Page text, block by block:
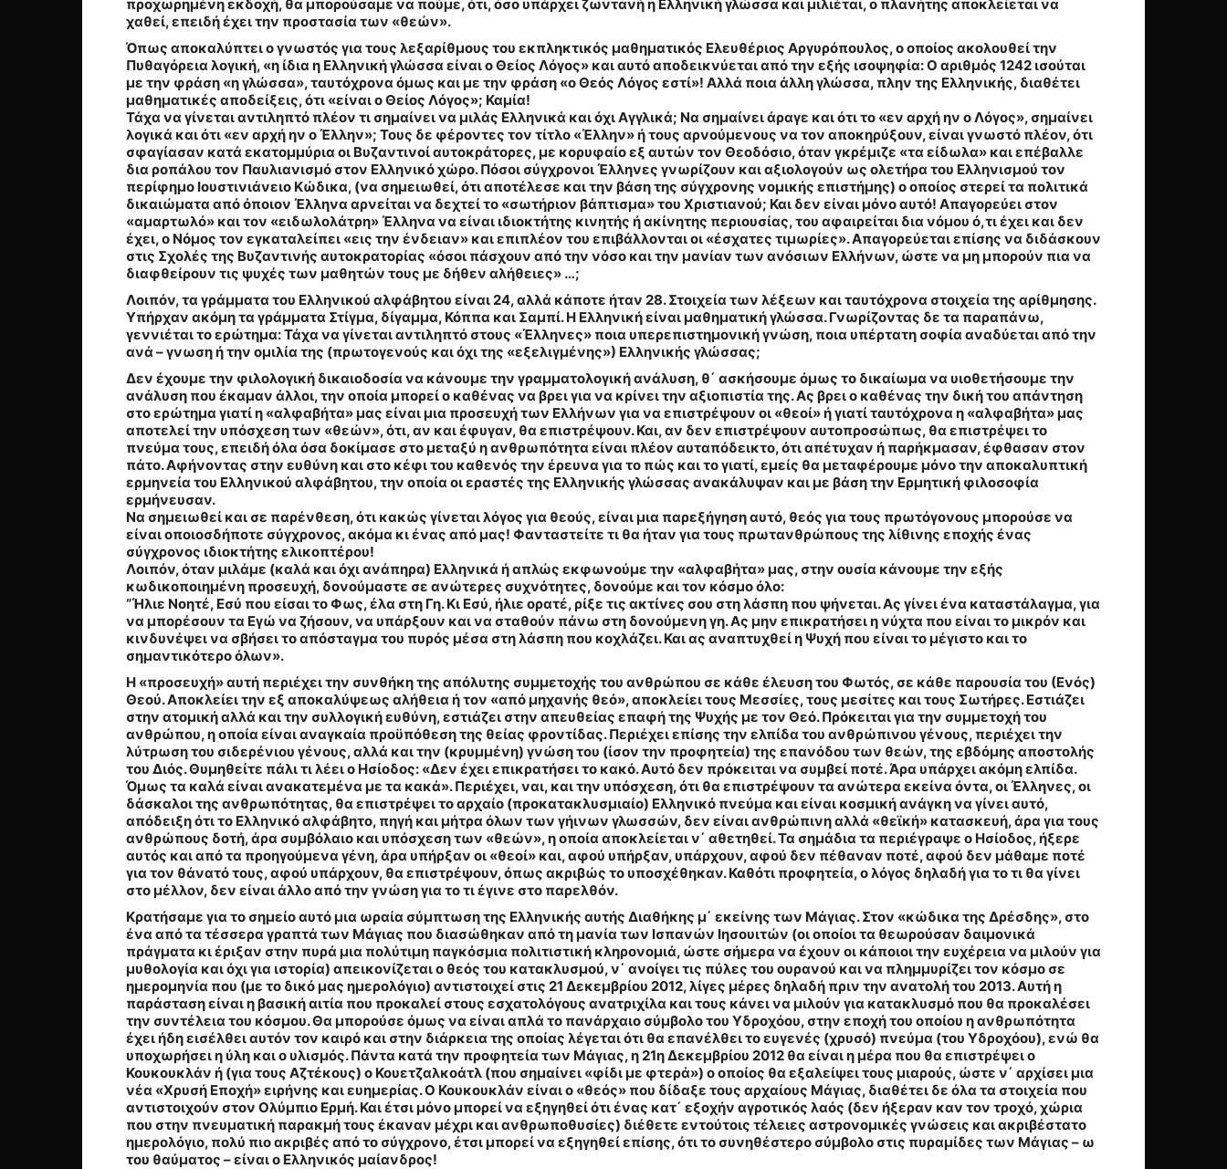
προχωρημένη εκδοχή, θα μπορούσαμε να πούμε, ότι, όσο υπάρχει ζωντανή η Ελληνική γλώσσα και μιλιέται, ο πλανήτης αποκλείεται να
χαθεί, επειδή έχει την προστασία των «θεών».
Όπως αποκαλύπτει ο γνωστός για τους λεξαρίθμους του εκπληκτικός μαθηματικός Ελευθέριος Αργυρόπουλος, ο οποίος ακολουθεί την
Πυθαγόρεια λογική, «η ίδια η Ελληνική γλώσσα είναι ο Θείος Λόγος» και αυτό αποδεικνύεται από την εξής ισοψηφία: Ο αριθμός 1242 ισούται
με την φράση «η γλώσσα», ταυτόχρονα όμως και με την φράση «ο Θεός Λόγος εστί»! Αλλά ποια άλλη γλώσσα, πλην της Ελληνικής, διαθέτει
μαθηματικές αποδείξεις, ότι «είναι ο Θείος Λόγος»; Καμία!
Τάχα να γίνεται αντιληπτό πλέον τι σημαίνει να μιλάς Ελληνικά και όχι Αγγλικά; Να σημαίνει άραγε και ότι το «εν αρχή ην ο Λόγος», σημαίνει
λογικά και ότι «εν αρχή ην ο Έλλην»; Τους δε φέροντες τον τίτλο «Έλλην» ή τους αρνούμενους να τον αποκηρύξουν, είναι γνωστό πλέον, ότι
σφαγίασαν κατά εκατομμύρια οι Βυζαντινοί αυτοκράτορες, με κορυφαίο εξ αυτών τον Θεοδόσιο, όταν γκρέμιζε «τα είδωλα» και επέβαλλε
δια ροπάλου τον Παυλιανισμό στον Ελληνικό χώρο. Πόσοι σύγχρονοι Έλληνες γνωρίζουν και αξιολογούν ως ολετήρα του Ελληνισμού τον
περίφημο Ιουστινιάνειο Κώδικα, (να σημειωθεί, ότι αποτέλεσε και την βάση της σύγχρονης νομικής επιστήμης) ο οποίος στερεί τα πολιτικά
δικαιώματα από όποιον Έλληνα αρνείται να δεχτεί το «σωτήριον βάπτισμα» του Χριστιανού; Και δεν είναι μόνο αυτό! Απαγορεύει στον
«αμαρτωλό» και τον «ειδωλολάτρη» Έλληνα να είναι ιδιοκτήτης κινητής ή ακίνητης περιουσίας, του αφαιρείται δια νόμου ό,τι έχει και δεν
έχει, ο Νόμος τον εγκαταλείπει «εις την ένδειαν» και επιπλέον του επιβάλλονται οι «έσχατες τιμωρίες». Απαγορεύεται επίσης να διδάσκουν
στις Σχολές της Βυζαντινής αυτοκρατορίας «όσοι πάσχουν από την νόσο και την μανίαν των ανόσιων Ελλήνων, ώστε να μη μπορούν πια να
διαφθείρουν τις ψυχές των μαθητών τους με δήθεν αλήθειες» …;
Λοιπόν, τα γράμματα του Ελληνικού αλφάβητου είναι 24, αλλά κάποτε ήταν 28. Στοιχεία των λέξεων και ταυτόχρονα στοιχεία της αρίθμησης.
Υπήρχαν ακόμη τα γράμματα Στίγμα, δίγαμμα, Κόππα και Σαμπί. Η Ελληνική είναι μαθηματική γλώσσα. Γνωρίζοντας δε τα παραπάνω,
γεννιέται το ερώτημα: Τάχα να γίνεται αντιληπτό στους «Έλληνες» ποια υπερεπιστημονική γνώση, ποια υπέρτατη σοφία αναδύεται από την
ανά – γνωση ή την ομιλία της (πρωτογενούς και όχι της «εξελιγμένης») Ελληνικής γλώσσας;
Δεν έχουμε την φιλολογική δικαιοδοσία να κάνουμε την γραμματολογική ανάλυση, θ΄ ασκήσουμε όμως το δικαίωμα να υιοθετήσουμε την
ανάλυση που έκαμαν άλλοι, την οποία μπορεί ο καθένας να βρει για να κρίνει την αξιοπιστία της. Ας βρει ο καθένας την δική του απάντηση
στο ερώτημα γιατί η «αλφαβήτα» μας είναι μια προσευχή των Ελλήνων για να επιστρέψουν οι «θεοί» ή γιατί ταυτόχρονα η «αλφαβήτα» μας
αποτελεί την υπόσχεση των «θεών», ότι, αν και έφυγαν, θα επιστρέψουν. Και, αν δεν επιστρέψουν αυτοπροσώπως, θα επιστρέψει το
πνεύμα τους, επειδή όλα όσα δοκίμασε στο μεταξύ η ανθρωπότητα είναι πλέον αυταπόδεικτο, ότι απέτυχαν ή παρήκμασαν, έφθασαν στον
πάτο. Αφήνοντας στην ευθύνη και στο κέφι του καθενός την έρευνα για το πώς και το γιατί, εμείς θα μεταφέρουμε μόνο την αποκαλυπτική
ερμηνεία του Ελληνικού αλφάβητου, την οποία οι εραστές της Ελληνικής γλώσσας ανακάλυψαν και με βάση την Ερμητική φιλοσοφία
ερμήνευσαν.
Να σημειωθεί και σε παρένθεση, ότι κακώς γίνεται λόγος για θεούς, είναι μια παρεξήγηση αυτό, θεός για τους πρωτόγονους μπορούσε να
είναι οποιοσδήποτε σύγχρονος, ακόμα κι ένας από μας! Φανταστείτε τι θα ήταν για τους πρωτανθρώπους της λίθινης εποχής ένας
σύγχρονος ιδιοκτήτης ελικοπτέρου!
Λοιπόν, όταν μιλάμε (καλά και όχι ανάπηρα) Ελληνικά ή απλώς εκφωνούμε την «αλφαβήτα» μας, στην ουσία κάνουμε την εξής
κωδικοποιημένη προσευχή, δονούμαστε σε ανώτερες συχνότητες, δονούμε και τον κόσμο όλο:
“Ήλιε Νοητέ, Εσύ που είσαι το Φως, έλα στη Γη. Κι Εσύ, ήλιε ορατέ, ρίξε τις ακτίνες σου στη λάσπη που ψήνεται. Ας γίνει ένα καταστάλαγμα, για
να μπορέσουν τα Εγώ να ζήσουν, να υπάρξουν και να σταθούν πάνω στη δονούμενη γη. Ας μην επικρατήσει η νύχτα που είναι το μικρόν και
κινδυνέψει να σβήσει το απόσταγμα του πυρός μέσα στη λάσπη που κοχλάζει. Και ας αναπτυχθεί η Ψυχή που είναι το μέγιστο και το
σημαντικότερο όλων».
Η «προσευχή» αυτή περιέχει την συνθήκη της απόλυτης συμμετοχής του ανθρώπου σε κάθε έλευση του Φωτός, σε κάθε παρουσία του (Ενός)
Θεού. Αποκλείει την εξ αποκαλύψεως αλήθεια ή τον «από μηχανής θεό», αποκλείει τους Μεσσίες, τους μεσίτες και τους Σωτήρες. Εστιάζει
στην ατομική αλλά και την συλλογική ευθύνη, εστιάζει στην απευθείας επαφή της Ψυχής με τον Θεό. Πρόκειται για την συμμετοχή του
ανθρώπου, η οποία είναι αναγκαία προϋπόθεση της θείας φροντίδας. Περιέχει επίσης την ελπίδα του ανθρώπινου γένους, περιέχει την
λύτρωση του σιδερένιου γένους, αλλά και την (κρυμμένη) γνώση του (ίσον την προφητεία) της επανόδου των θεών, της εβδόμης αποστολής
του Διός. Θυμηθείτε πάλι τι λέει ο Ησίοδος: «Δεν έχει επικρατήσει το κακό. Αυτό δεν πρόκειται να συμβεί ποτέ. Άρα υπάρχει ακόμη ελπίδα.
Όμως τα καλά είναι ανακατεμένα με τα κακά». Περιέχει, ναι, και την υπόσχεση, ότι θα επιστρέψουν τα ανώτερα εκείνα όντα, οι Έλληνες, οι
δάσκαλοι της ανθρωπότητας, θα επιστρέψει το αρχαίο (προκατακλυσμιαίο) Ελληνικό πνεύμα και είναι κοσμική ανάγκη να γίνει αυτό,
απόδειξη ότιτο Ελληνικό αλφάβητο, πηγή και μήτρα όλων των γήινων γλωσσών, δεν είναι ανθρώπινη αλλά «θεϊκή» κατασκευή, άρα για τους
ανθρώπους δοτή, άρα συμβόλαιο και υπόσχεση των «θεών», η οποία αποκλείεται ν΄ αθετηθεί. Τα σημάδια τα περιέγραψε ο Ησίοδος, ήξερε
αυτός και από τα προηγούμενα γένη, άρα υπήρξαν οι «θεοί» και, αφού υπήρξαν, υπάρχουν, αφού δεν πέθαναν ποτέ, αφού δεν μάθαμε ποτέ
για τον θάνατό τους, αφού υπάρχουν, θα επιστρέψουν, όπως ακριβώς το υποσχέθηκαν. Καθότι προφητεία, ο λόγος δηλαδή για το τι θα γίνει
στο μέλλον, δεν είναι άλλο από την γνώση για το τι έγινε στο παρελθόν.
Κρατήσαμε για το σημείο αυτό μια ωραία σύμπτωση της Ελληνικής αυτής Διαθήκης μ΄ εκείνης των Μάγιας. Στον «κώδικα της Δρέσδης», στο
ένα από τα τέσσερα γραπτά των Μάγιας που διασώθηκαν από τη μανία των Ισπανών Ιησουιτών (οι οποίοι τα θεωρούσαν δαιμονικά
πράγματα κι έριξαν στην πυρά μια πολύτιμη παγκόσμια πολιτιστική κληρονομιά, ώστε σήμερα να έχουν οι κάποιοι την ευχέρεια να μιλούν για
μυθολογία και όχι για ιστορία) απεικονίζεται ο θεός του κατακλυσμού, ν΄ ανοίγει τις πύλες του ουρανού και να πλημμυρίζει τον κόσμο σε
ημερομηνία που (με το δικό μας ημερολόγιο) αντιστοιχεί στις 21 Δεκεμβρίου 2012, λίγες μέρες δηλαδή πριν την ανατολή του 2013. Αυτή η
παράσταση είναι η βασική αιτία που προκαλεί στους εσχατολόγους ανατριχίλα και τους κάνει να μιλούν για κατακλυσμό που θα προκαλέσει
την συντέλεια του κόσμου. Θα μπορούσε όμως να είναι απλά το πανάρχαιο σύμβολο του Υδροχόου, στην εποχή του οποίου η ανθρωπότητα
έχει ήδη εισέλθει αυτόν τον καιρό και στην διάρκεια της οποίας λέγεται ότι θα επανέλθει το ευγενές (χρυσό) πνεύμα (του Υδροχόου), ενώ θα
υποχωρήσει η ύλη και ο υλισμός. Πάντα κατά την προφητεία των Μάγιας, η 21η Δεκεμβρίου 2012 θα είναι η μέρα που θα επιστρέψει ο
Κουκουκλάν ή (για τους Αζτέκους) ο Κουετζαλκοάτλ (που σημαίνει «φίδι με φτερά») ο οποίος θα εξαλείψει τους μιαρούς, ώστε ν΄ αρχίσει μια
νέα «Χρυσή Εποχή» ειρήνης και ευημερίας. Ο Κουκουκλάν είναι ο «θεός» που δίδαξε τους αρχαίους Μάγιας, διαθέτει δε όλα τα στοιχεία που
αντιστοιχούν στον Ολύμπιο Ερμή. Και έτσι μόνο μπορεί να εξηγηθεί ότι ένας κατ΄ εξοχήν αγροτικός λαός (δεν ήξεραν καν τον τροχό, χώρια
που στην πνευματική παρακμή τους έκαναν μέχρι και ανθρωποθυσίες) διέθετε εντούτοις τέλειες αστρονομικές γνώσεις και ακριβέστατο
ημερολόγιο, πολύ πιο ακριβές από το σύγχρονο, έτσι μπορεί να εξηγηθεί επίσης, ότι το συνηθέστερο σύμβολο στις πυραμίδες των Μάγιας – ω
του θαύματος – είναι ο Ελληνικός μαίανδρος!